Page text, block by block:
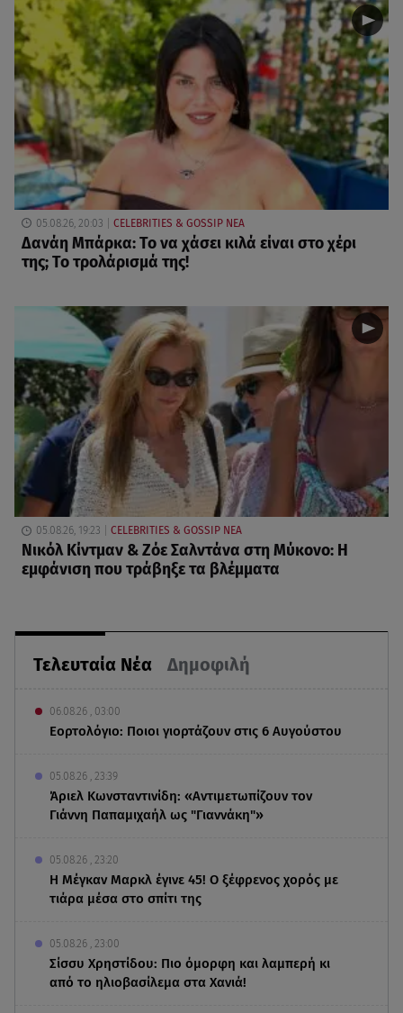
Τελευταία Νέα Δημοφιλή
06.08.26 , 03:00
Εορτολόγιο: Ποιοι γιορτάζουν στις 6 Αυγούστου
05.08.26 , 23:39
Άριελ Κωνσταντινίδη: «Αντιμετωπίζουν τον
Γιάννη Παπαμιχαήλ ως "Γιαννάκη"»
05.08.26 , 23:20
Η Μέγκαν Μαρκλ έγινε 45! Ο ξέφρενος χορός με
τιάρα μέσα στο σπίτι της
05.08.26 , 23:00
Σίσσυ Χρηστίδου: Πιο όμορφη και λαμπερή κι
από το ηλιοβασίλεμα στα Χανιά!
05.08.26, 20:03 CELEBRITIES & GOSSIP ΝΕΑ
Δανάη Μπάρκα: Το να χάσει κιλά είναι στο χέρι
της; Το τρολάρισμά της!
05.08.26, 19:23 CELEBRITIES & GOSSIP ΝΕΑ
Νικόλ Κίντμαν & Ζόε Σαλντάνα στη Μύκονο: Η
εμφάνιση που τράβηξε τα βλέμματα